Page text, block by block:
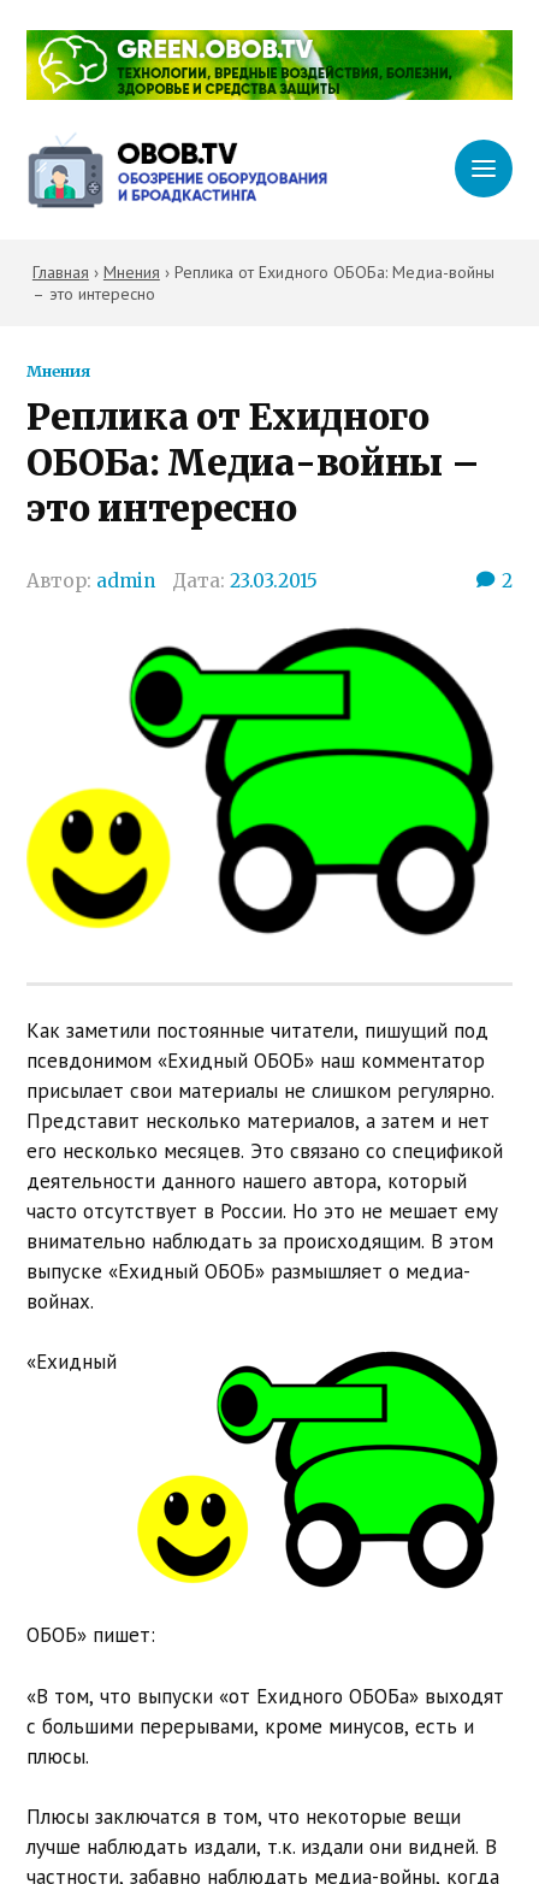
Главная › Мнения › Реплика от Ехидного ОБОБа: Медиа-войны
– это интересно
Мнения
Реплика от Ехидного
ОБОБа: Медиа-войны –
это интересно
Автор: admin Дата:23.03.2015 2
Как заметили постоянные читатели, пишущий под
псевдонимом «Ехидный ОБОБ» наш комментатор
присылает свои материалы не слишком регулярно.
Представит несколько материалов, а затем и нет
его несколько месяцев. Это связано со спецификой
деятельности данного нашего автора, который
часто отсутствует в России. Но это не мешает ему
внимательно наблюдать за происходящим. В этом
выпуске «Ехидный ОБОБ» размышляет о медиа-
войнах.
«Ехидный
ОБОБ» пишет:
«В том, что выпуски «от Ехидного ОБОБа» выходят
с большими перерывами, кроме минусов, есть и
плюсы.
Плюсы заключатся в том, что некоторые вещи
лучше наблюдать издали, т.к. издали они видней. В
частности, забавно наблюдать медиа-войны, когда